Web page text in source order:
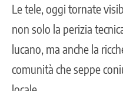
Le tele, oggi tornate
non solo la perizia
lucano, ma anche la
comunità che seppe